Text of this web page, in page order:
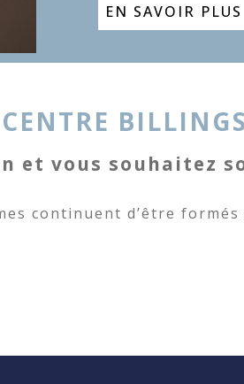
EN SAVOIR PLUS
et vous souhaitez
continuent d’être